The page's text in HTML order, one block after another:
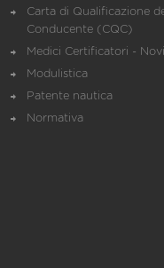
Carta di Qualificazione
Conducente (CQC)
Medici Certificatori -
Modulistica
Patente nautica
Normativa